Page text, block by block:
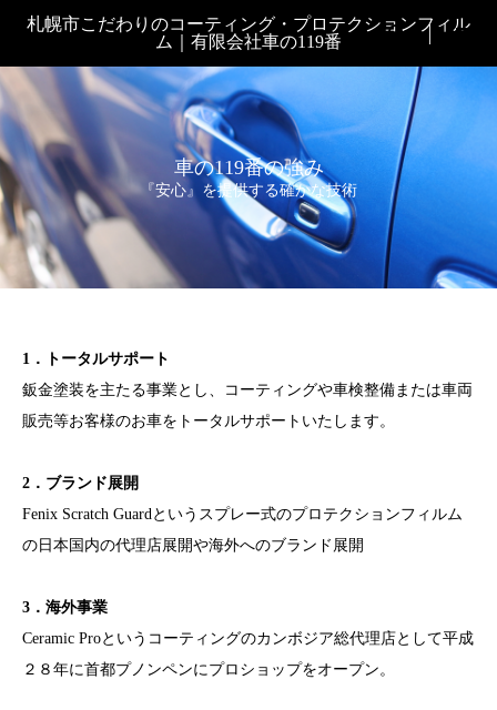
札幌市こだわりのコーティング・プロテクションフィル
ム｜有限会社車の119番

車の119番の強み
『安心』を提供する確かな技術
1．トータルサポート
鈑金塗装を主たる事業とし、コーティングや車検整備または車両
販売等お客様のお車をトータルサポートいたします。
2．ブランド展開
Fenix Scratch Guardというスプレー式のプロテクションフィルム
の日本国内の代理店展開や海外へのブランド展開
3．海外事業
Ceramic Proというコーティングのカンボジア総代理店として平成
２８年に首都プノンペンにプロショップをオープン。